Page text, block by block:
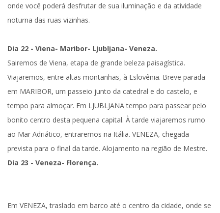
onde você poderá desfrutar de sua iluminação e da atividade
noturna das ruas vizinhas.
Dia 22 - Viena- Maribor- Ljubljana- Veneza.
Sairemos de Viena, etapa de grande beleza paisagística.
Viajaremos, entre altas montanhas, à Eslovênia. Breve parada
em MARIBOR, um passeio junto da catedral e do castelo, e
tempo para almoçar. Em LJUBLJANAtempo para passear pelo
bonito centro desta pequena capital. À tarde viajaremos rumo
ao Mar Adriático, entraremos na Itália. VENEZA, chegada
prevista para o final da tarde. Alojamento na região de Mestre.
Dia 23 - Veneza- Florença.
Em VENEZA, traslado em barco até o centro da cidade, onde se